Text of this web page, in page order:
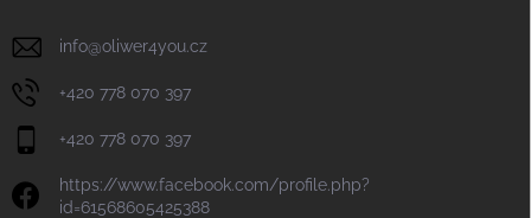
info@oliwer4you.cz
+420 778 070 397
+420 778 070 397
https://www.facebook.com/profile.php?
id=61568605425388